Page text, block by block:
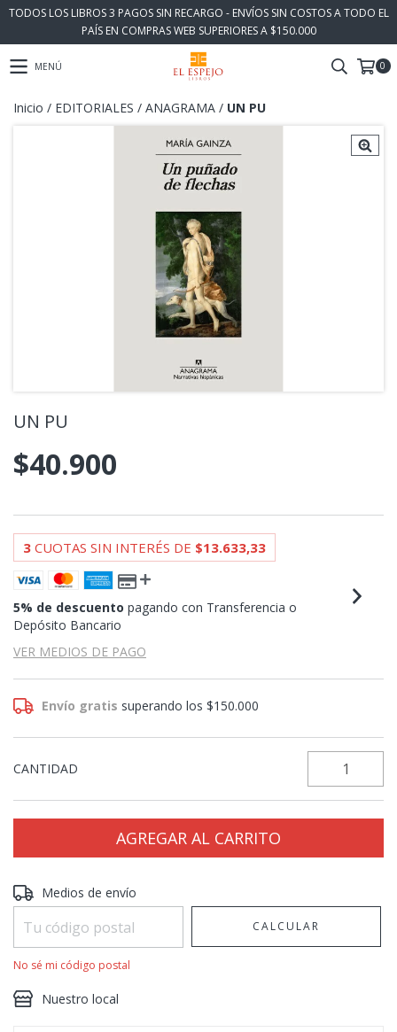
TODOS LOS LIBROS 3 PAGOS SIN RECARGO - ENVÍOS SIN COSTOS A TODO EL
PAÍS EN COMPRAS WEB SUPERIORES A $150.000
MENÚ 0
Inicio / EDITORIALES / ANAGRAMA / UN PU
UN PU
$40.900
3 CUOTAS SIN INTERÉS DE $13.633,33
5% de descuento pagando con Transferencia o
Depósito Bancario
VER MEDIOS DE PAGO
Envío gratis superando los$150.000
CANTIDAD
Entregas para el CP:
Medios de envío
CALCULAR
No sé mi código postal
Nuestro local